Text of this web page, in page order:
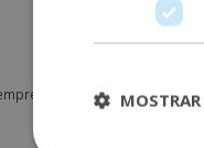
de las demás